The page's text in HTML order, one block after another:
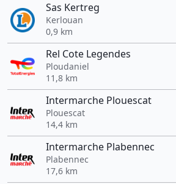
Sas Kertreg
Kerlouan
0,9 km
Rel Cote Legendes
Ploudaniel
11,8 km
Intermarche Plouescat
Plouescat
14,4 km
Intermarche Plabennec
Plabennec
17,6 km